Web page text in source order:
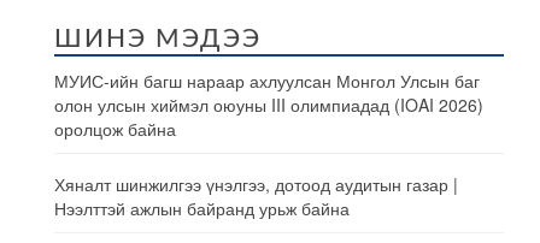
ШИНЭ МЭДЭЭ
МУИС-ийн багш нараар ахлуулсан Монгол Улсын баг
олон улсын хиймэл оюуны III олимпиадад (IOAI 2026)
оролцож байна
Хяналт шинжилгээ үнэлгээ, дотоод аудитын газар |
Нээлттэй ажлын байранд урьж байна